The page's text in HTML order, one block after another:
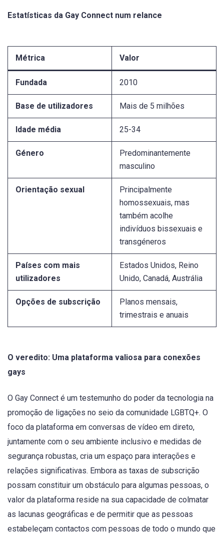
Estatísticas da Gay Connect num relance
Métrica Valor
Fundada 2010
Base de utilizadores Mais de 5 milhões
Idade média 25-34
Género
Predominantemente
masculino
Orientação sexual
Principalmente
homossexuais, mas
também acolhe
indivíduos bissexuais e
transgéneros
Países com mais
utilizadores
Estados Unidos, Reino
Unido, Canadá, Austrália
Opções de subscrição
Planos mensais,
trimestrais e anuais
O veredito: Uma plataforma valiosa para conexões
gays
O Gay Connect é um testemunho do poder da tecnologia na
promoção de ligações no seio da comunidade LGBTQ+. O
foco da plataforma em conversas de vídeo em direto,
juntamente com o seu ambiente inclusivo e medidas de
segurança robustas, cria um espaço para interações e
relações significativas. Embora as taxas de subscrição
possam constituir um obstáculo para algumas pessoas, o
valor da plataforma reside na sua capacidade de colmatar
as lacunas geográficas e de permitir que as pessoas
estabeleçam contactos com pessoas de todo o mundo que